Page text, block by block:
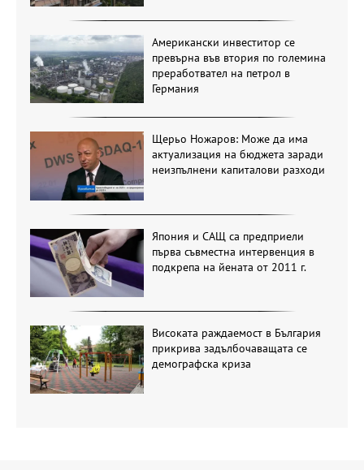
Американски инвеститор се
превърна във втория по големина
преработвател на петрол в
Германия
Щерьо Ножаров: Може да има
актуализация на бюджета заради
неизпълнени капиталови разходи
Япония и САЩ са предприели
първа съвместна интервенция в
подкрепа на йената от 2011 г.
Високата раждаемост в България
прикрива задълбочаващата се
демографска криза